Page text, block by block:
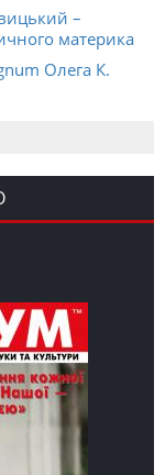
–
материка
Олега К.
і синиця
й тактики